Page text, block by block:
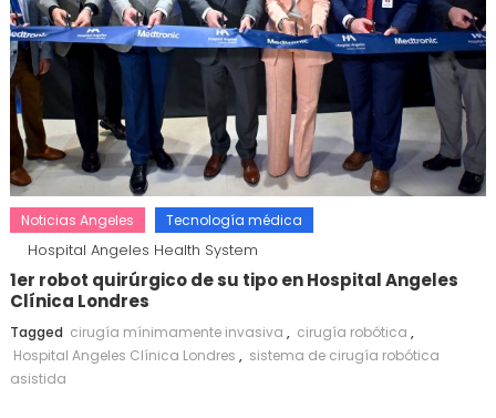
Noticias Angeles Tecnología médica
Hospital Angeles Health System
1er robot quirúrgico de su tipo en Hospital Angeles
Clínica Londres
Tagged cirugía mínimamente invasiva , cirugía robótica ,
Hospital Angeles Clínica Londres , sistema de cirugía robótica
asistida